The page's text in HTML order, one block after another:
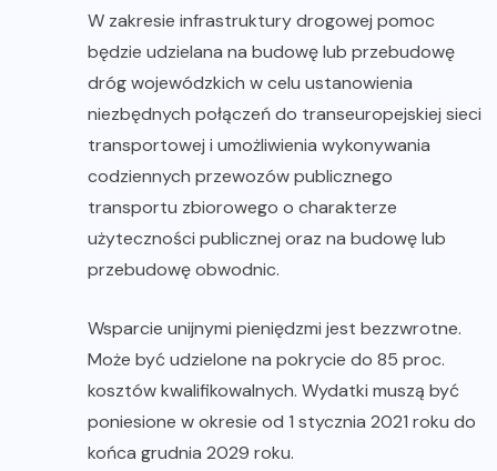
W zakresie infrastruktury drogowej pomoc
będzie udzielana na budowę lub przebudowę
dróg wojewódzkich w celu ustanowienia
niezbędnych połączeń do transeuropejskiej sieci
transportowej i umożliwienia wykonywania
codziennych przewozów publicznego
transportu zbiorowego o charakterze
użyteczności publicznej oraz na budowę lub
przebudowę obwodnic.
Wsparcie unijnymi pieniędzmi jest bezzwrotne.
Może być udzielone na pokrycie do 85 proc.
kosztów kwalifikowalnych. Wydatki muszą być
poniesione w okresie od 1 stycznia 2021 roku do
końca grudnia 2029 roku.